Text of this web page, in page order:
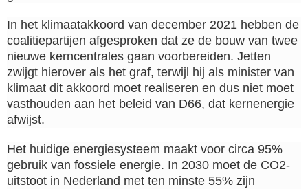
In het klimaatakkoord van december 2021 hebben de
coalitiepartijen afgesproken dat ze de bouw van twee
nieuwe kerncentrales gaan voorbereiden. Jetten
zwijgt hierover als het graf, terwijl hij als minister van
klimaat dit akkoord moet realiseren en dus niet moet
vasthouden aan het beleid van D66, dat kernenergie
afwijst.
Het huidige energiesysteem maakt voor circa 95%
gebruik van fossiele energie. In 2030 moet de CO2-
uitstoot in Nederland met ten minste 55% zijn